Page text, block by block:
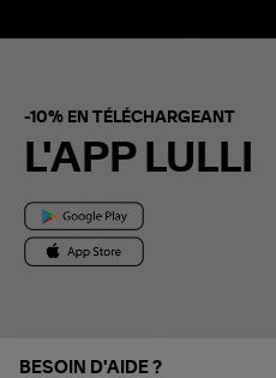
-10% EN TÉLÉCHARGEANT
L'APP LULLI
BESOIN D'AIDE ?